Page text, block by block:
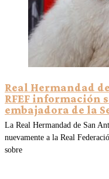
Real Hermandad
RFEF información
embajadora de la
La Real Hermandad de San
nuevamente a la Real
sobre